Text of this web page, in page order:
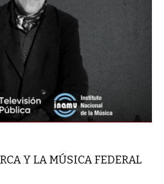
Y LA MÚSICA FEDERAL